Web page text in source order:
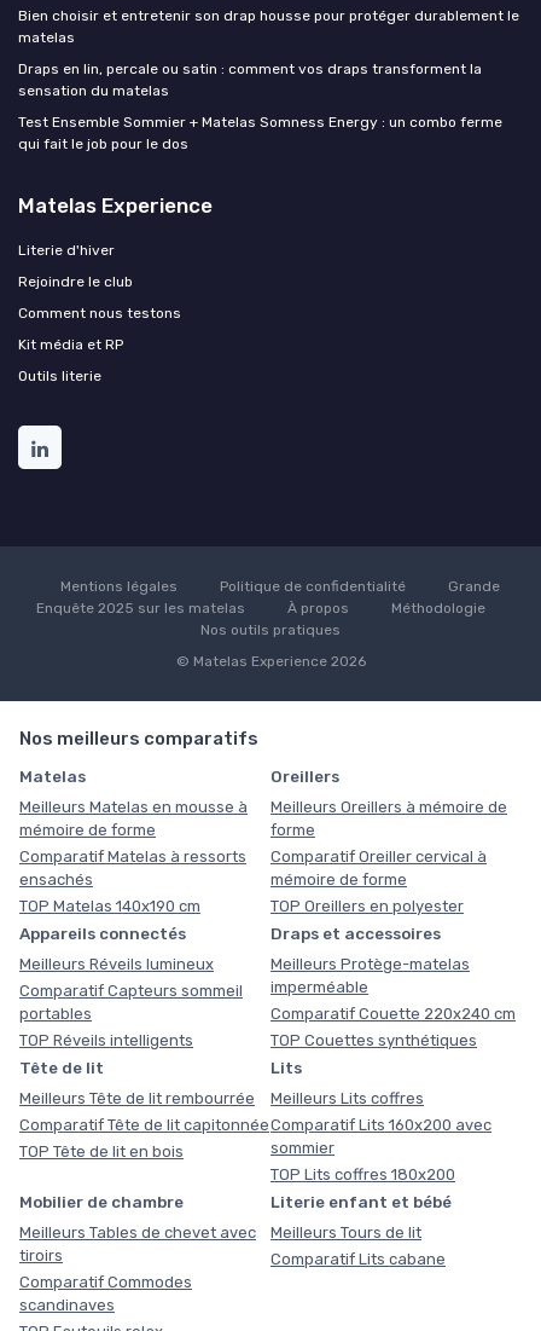
Bien choisir et entretenir son drap housse pour protéger durablement le
matelas
Draps en lin, percale ou satin : comment vos draps transforment la
sensation du matelas
Test Ensemble Sommier + Matelas Somness Energy : un combo ferme
qui fait le job pour le dos
Matelas Experience
Literie d'hiver
Rejoindre le club
Comment nous testons
Kit média et RP
Outils literie
Mentions légales Politique de confidentialité
Grande
Enquête 2025 sur les matelas
À propos
Méthodologie
Nos outils pratiques
© Matelas Experience 2026
Nos meilleurs comparatifs
Matelas
Meilleurs Matelas en mousse à
mémoire de forme
Comparatif Matelas à ressorts
ensachés
TOP Matelas 140x190 cm
Oreillers
Meilleurs Oreillers à mémoire de
forme
Comparatif Oreiller cervical à
mémoire de forme
TOP Oreillers en polyester
Appareils connectés
Meilleurs Réveils lumineux
Comparatif Capteurs sommeil
portables
TOP Réveils intelligents
Draps et accessoires
Meilleurs Protège-matelas
imperméable
Comparatif Couette 220x240 cm
TOP Couettes synthétiques
Tête de lit
Meilleurs Tête de lit rembourrée
Comparatif Tête de lit capitonnée
TOP Tête de lit en bois
Lits
Meilleurs Lits coffres
Comparatif Lits 160x200 avec
sommier
TOP Lits coffres 180x200
Mobilier de chambre
Meilleurs Tables de chevet avec
tiroirs
Comparatif Commodes
scandinaves
Literie enfant et bébé
Meilleurs Tours de lit
Comparatif Lits cabane